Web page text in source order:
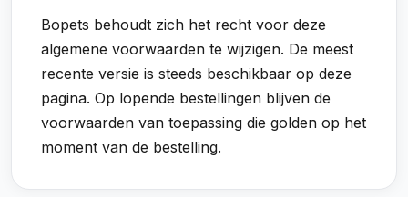
Bopets behoudt zich het recht voor deze
algemene voorwaarden te wijzigen. De meest
recente versie is steeds beschikbaar op deze
pagina. Op lopende bestellingen blijven de
voorwaarden van toepassing die golden op het
moment van de bestelling.